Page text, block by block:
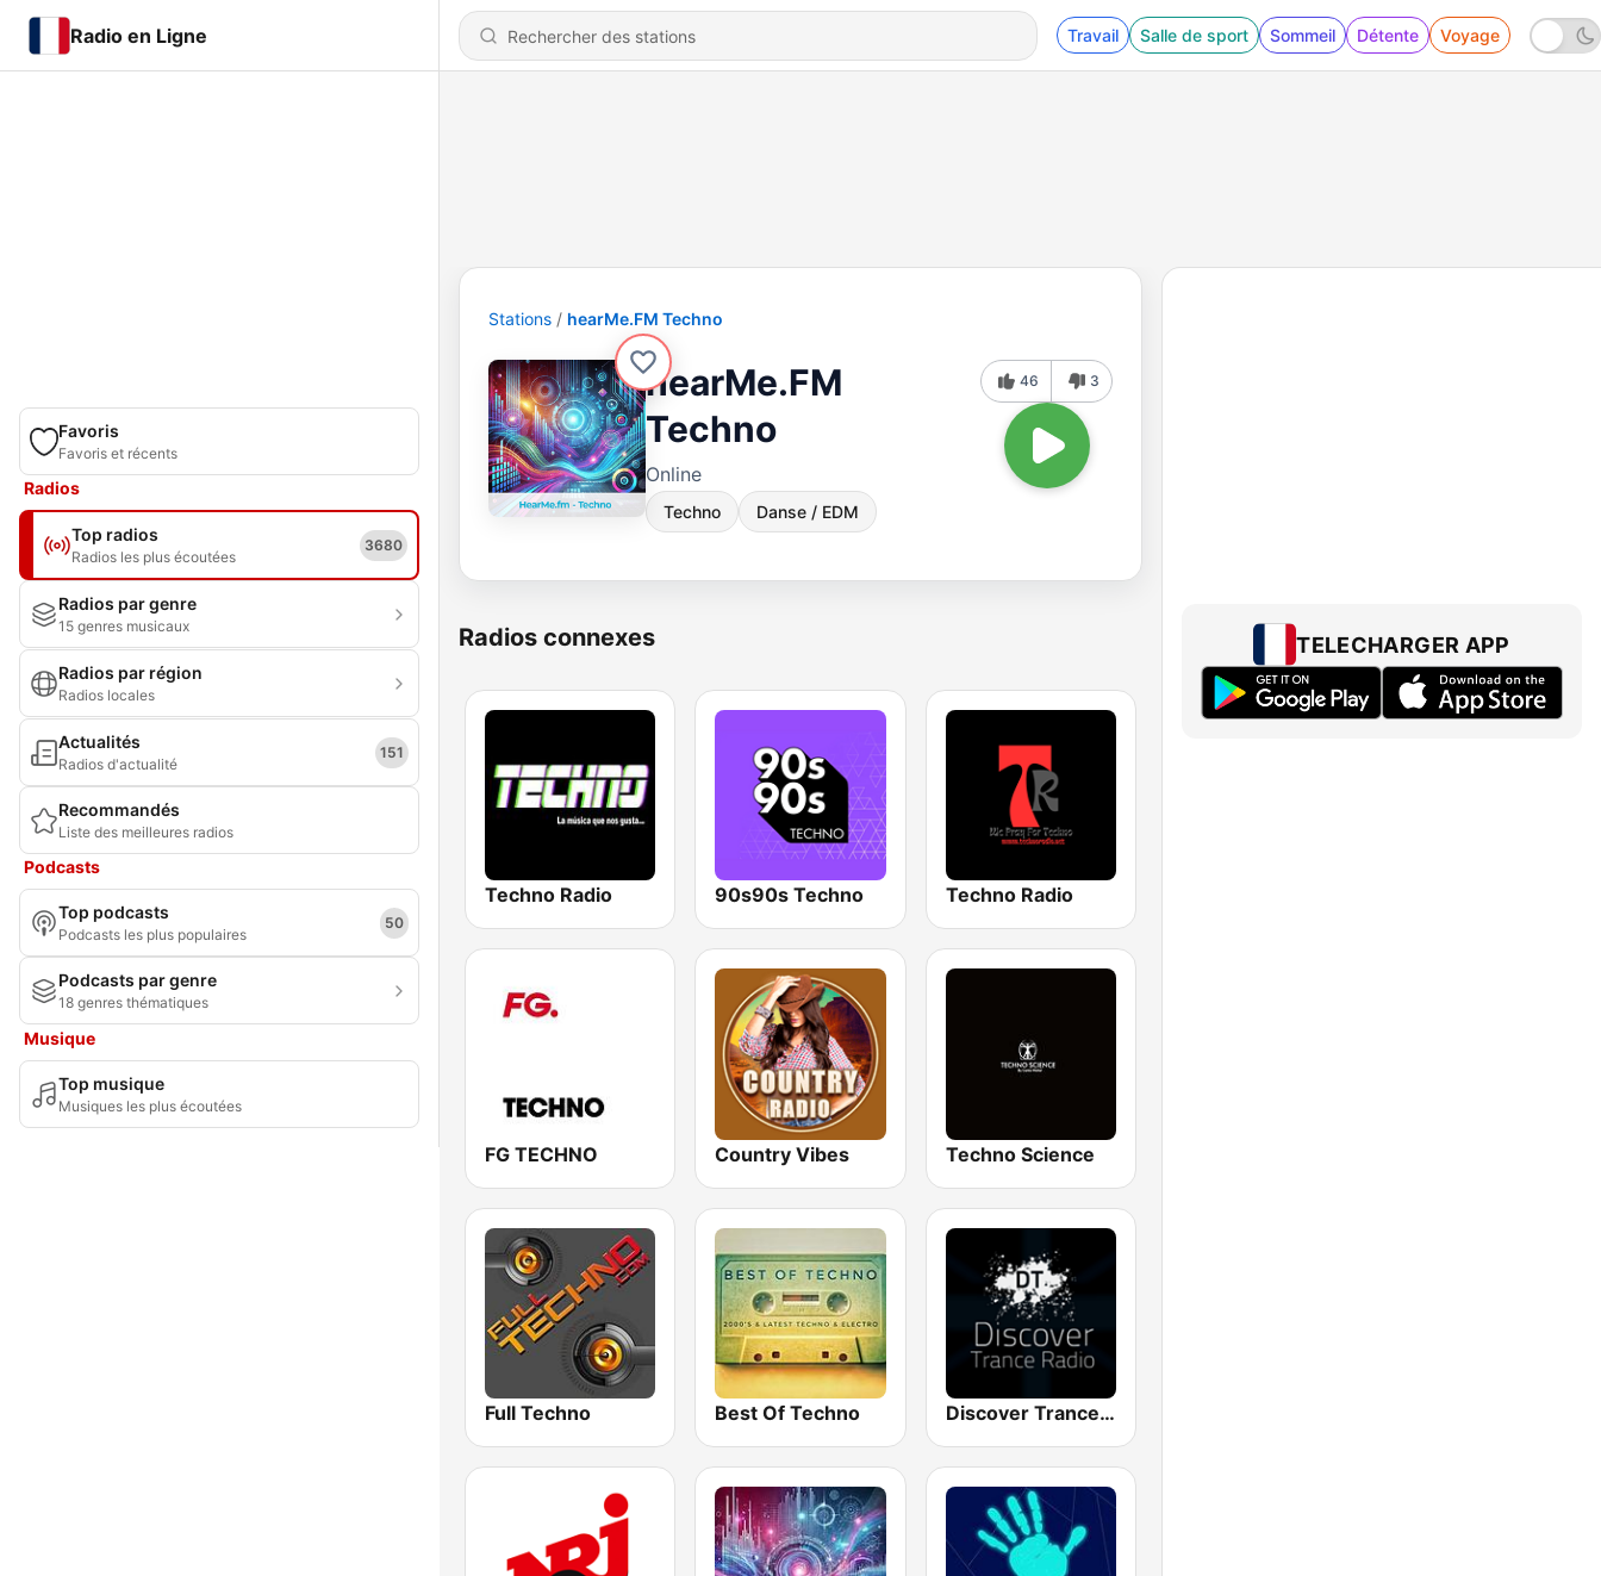
Radio en Ligne Travail Salle de sport Sommeil Détente Voyage
Favoris
Favoris et récents
Radios
Top radios
Radios les plus écoutées
3680
Radios par genre
15 genres musicaux
Radios par région
Radios locales
Actualités
Radios d'actualité
151
Recommandés
Liste des meilleures radios
Podcasts
Top podcasts
Podcasts les plus populaires
50
Podcasts par genre
18 genres thématiques
Musique
Top musique
Musiques les plus écoutées
Stations hearMe.FM Techno
hearMe.FM
Techno
Online
Techno Danse / EDM
46 3
Radios connexes
Techno Radio 90s90s Techno Techno Radio
FG TECHNO Country Vibes Techno Science
Full Techno Best Of Techno Discover Trance Radio
TELECHARGER APP